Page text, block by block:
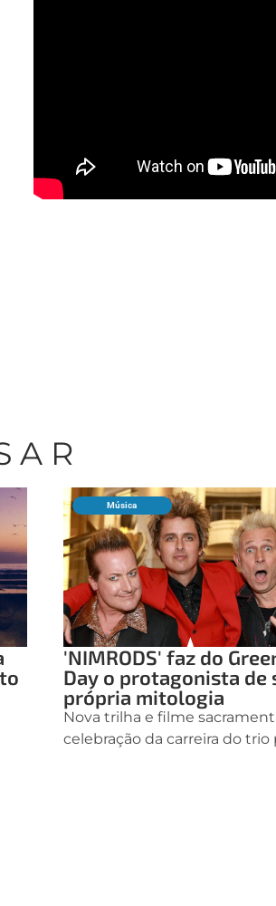
Música
'NIMRODS' faz do
Day o protagonista de
própria mitologia
Nova trilha e filme
celebração da carreira do trio